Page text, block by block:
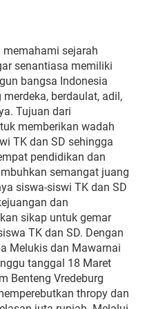
memahami sejarah
senantiasa memiliki
bangsa Indonesia
berdaulat, adil,
Tujuan dari
memberikan wadah
TK dan SD sehingga
pendidikan dan
semangat juang
siswa-siswi TK dan SD
dan
sikap untuk gemar
TK dan SD. Dengan
Melukis dan Mawarnai
tanggal 18 Maret
Benteng Vredeburg
thropy dan